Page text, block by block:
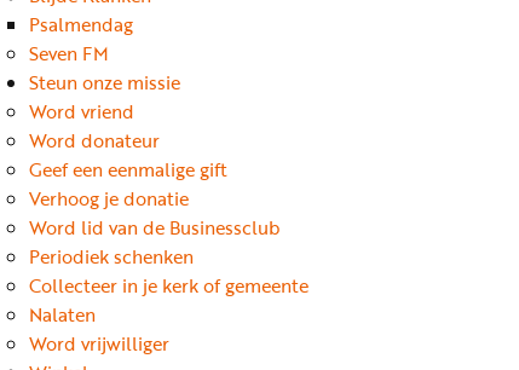
Psalmendag
Seven FM
Steun onze missie
Word vriend
Word donateur
Geef een eenmalige gift
Verhoog je donatie
Word lid van de Businessclub
Periodiek schenken
Collecteer in je kerk of gemeente
Nalaten
Word vrijwilliger
nu
vriend
Businessclub
Adverteren
Winkel
Privacy
reglement